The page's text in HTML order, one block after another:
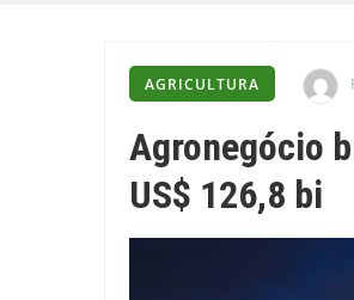
AGRICULTURA
Agronegócio
US$ 126,8 bi